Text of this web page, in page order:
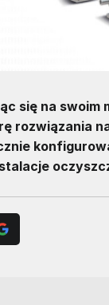
się na
rozwiązania